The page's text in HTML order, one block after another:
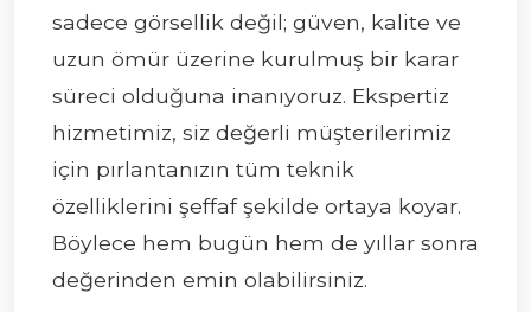
sadece görsellik değil; güven, kalite ve
uzun ömür üzerine kurulmuş bir karar
süreci olduğuna inanıyoruz. Ekspertiz
hizmetimiz, siz değerli müşterilerimiz
için pırlantanızın tüm teknik
özelliklerini şeffaf şekilde ortaya koyar.
Böylece hem bugün hem de yıllar sonra
değerinden emin olabilirsiniz.